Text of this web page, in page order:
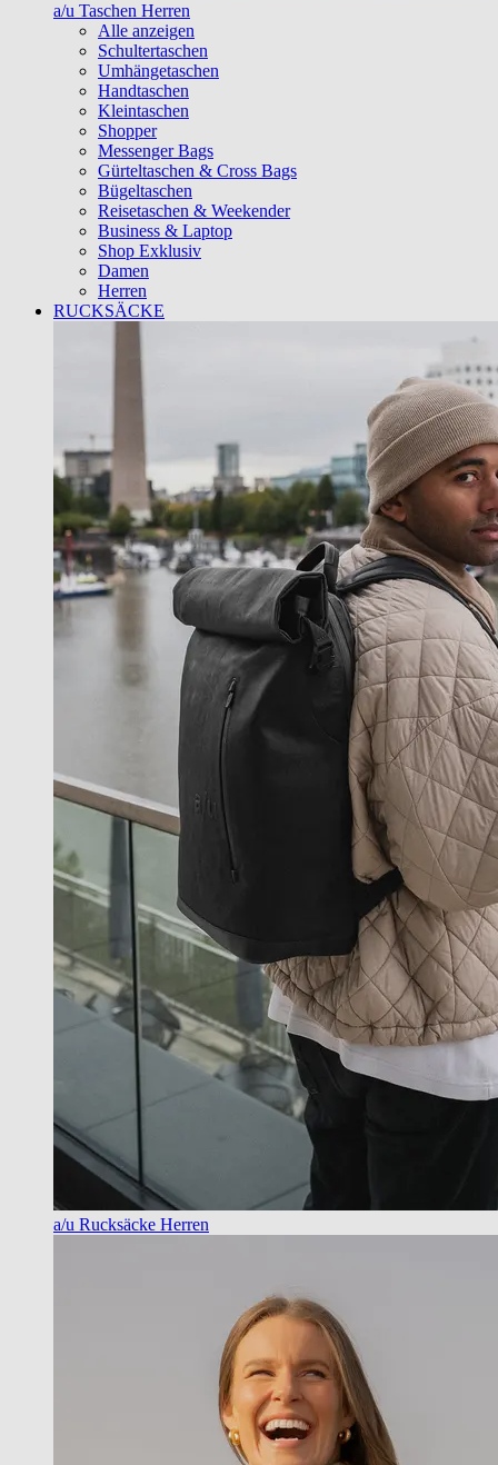
a/u Taschen Herren
Alle anzeigen
Schultertaschen
Umhängetaschen
Handtaschen
Kleintaschen
Shopper
Messenger Bags
Gürteltaschen & Cross Bags
Bügeltaschen
Reisetaschen & Weekender
Business & Laptop
Shop Exklusiv
Damen
Herren
RUCKSÄCKE
a/u Rucksäcke Herren